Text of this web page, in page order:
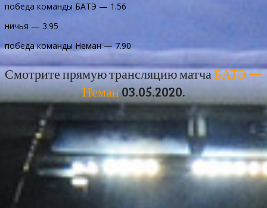
победа команды БАТЭ — 1.56
ничья — 3.95
победа команды Неман — 7.90
Смотрите прямую трансляцию матчаБАТЭ —
Неман03.05.2020.